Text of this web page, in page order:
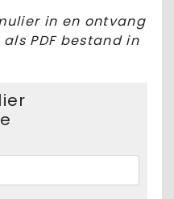
in en ontvang
PDF bestand in